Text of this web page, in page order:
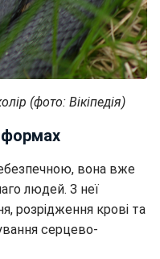
(фото: Вікіпедія)
формах
вона вже
людей. З неї
розрідження крові та
серцево-